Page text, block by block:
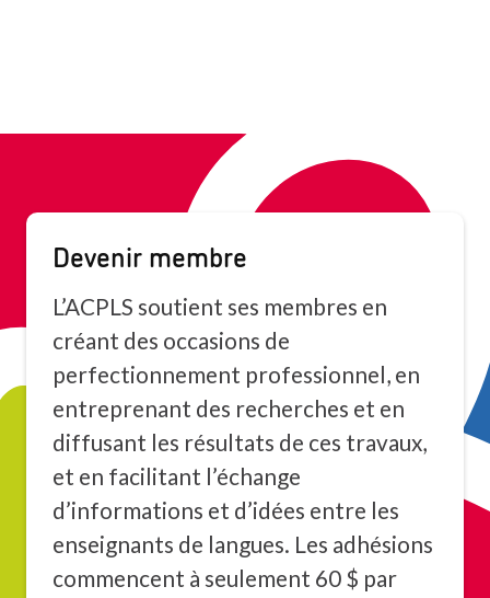
Devenir membre
L’ACPLS soutient ses membres en
créant des occasions de
perfectionnement professionnel, en
entreprenant des recherches et en
diffusant les résultats de ces travaux,
et en facilitant l’échange
d’informations et d’idées entre les
enseignants de langues. Les adhésions
commencent à seulement 60 $ par